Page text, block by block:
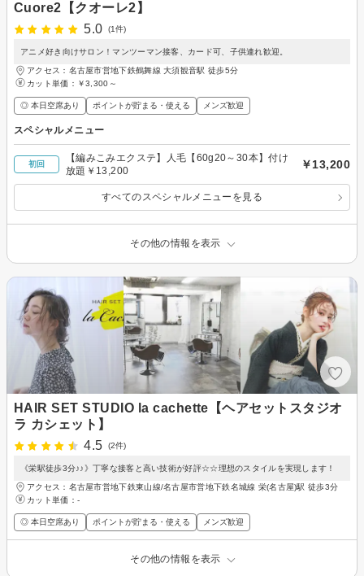
Cuore2【クオーレ2】
5.0
(1件)
アニメ好き向けサロン！マンツーマン接客、カード可、子供連れ歓迎。
アクセス：名古屋市営地下鉄鶴舞線 大須観音駅 徒歩5分
カット単価： ￥3,300～
◎ 本日空席あり ポイントが貯まる・使える メンズ歓迎
スペシャルメニュー
初回
【編みこみエクステ】人毛【60g20～30本】付け
放題￥13,200
￥13,200
すべてのスペシャルメニューを見る
その他の情報を表示
HAIR SET STUDIO la cachette【ヘアセットスタジオ
ラ カシェット】
4.5
(2件)
《栄駅徒歩3分♪♪》丁寧な接客と高い技術が好評☆☆理想のスタイルを実現します！
アクセス：名古屋市営地下鉄東山線/名古屋市営地下鉄名城線 栄(名古屋)駅 徒歩3分
カット単価： -
◎ 本日空席あり ポイントが貯まる・使える メンズ歓迎
その他の情報を表示